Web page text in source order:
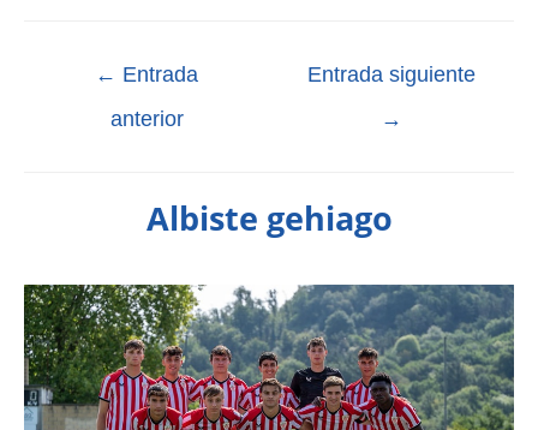
← Entrada
anterior
Entrada siguiente
→
Albiste gehiago